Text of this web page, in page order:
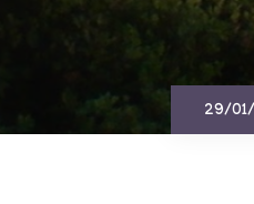
29/